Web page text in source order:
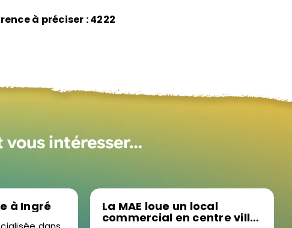
à préciser : 4222
vous intéresser…
à Ingré La MAE loue un local
commercial en centre ville